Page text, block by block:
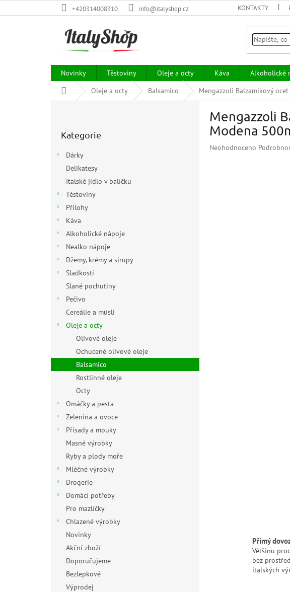
na
+420314008310 info@italyshop.cz KONTAKTY
Novinky Těstoviny Oleje a octy Káva Alkoholické
Domů Oleje a octy Balsamico Mengazzoli Balzamikový
kategorie
Kategorie
Dárky
Delikatesy
Italské jídlo v balíčku
Těstoviny
Přílohy
Káva
Alkoholické nápoje
Nealko nápoje
Džemy, krémy a sirupy
Sladkosti
Slané pochutiny
Pečivo
Cereálie a müsli
Oleje a octy
Olivové oleje
Ochucené olivové oleje
Balsamico
Rostlinné oleje
Octy
Omáčky a pesta
Zelenina a ovoce
Přísady a mouky
Masné výrobky
Ryby a plody moře
Mléčné výrobky
Drogerie
Domácí potřeby
Pro mazlíčky
Chlazené výrobky
Novinky
Akční zboží
Doporučujeme
Bezlepkové
Výprodej
Mengazzoli
Modena
Průměrné
Neohodnoceno
Přímý
Většinu
bez
italských